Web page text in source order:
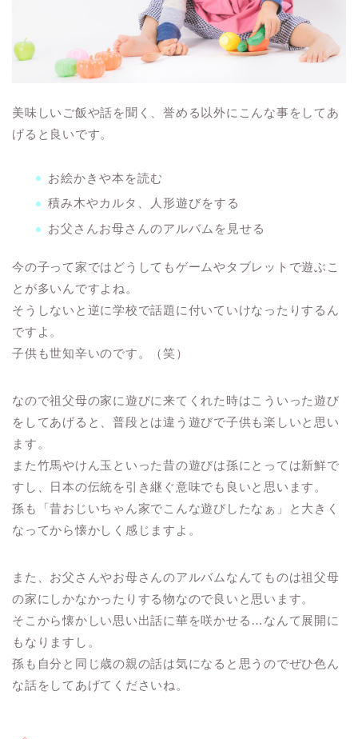
美味しいご飯や話を聞く、誉める以外にこんな事をしてあ
げると良いです。
お絵かきや本を読む
積み木やカルタ、人形遊びをする
お父さんお母さんのアルバムを見せる
今の子って家ではどうしてもゲームやタブレットで遊ぶこ
とが多いんですよね。
そうしないと逆に学校で話題に付いていけなったりするん
ですよ。
子供も世知辛いのです。（笑）
なので祖父母の家に遊びに来てくれた時はこういった遊び
をしてあげると、普段とは違う遊びで子供も楽しいと思い
ます。
また竹馬やけん玉といった昔の遊びは孫にとっては新鮮で
すし、日本の伝統を引き継ぐ意味でも良いと思います。
孫も「昔おじいちゃん家でこんな遊びしたなぁ」と大きく
なってから懐かしく感じますよ。
また、お父さんやお母さんのアルバムなんてものは祖父母
の家にしかなかったりする物なので良いと思います。
そこから懐かしい思い出話に華を咲かせる…なんて展開に
もなりますし。
孫も自分と同じ歳の親の話は気になると思うのでぜひ色ん
な話をしてあげてくださいね。